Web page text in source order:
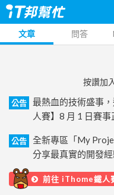
文章 問答
按讚加
公告
最熱血的技術盛事
人賽】8 月 1 日賽事
公告
全新專區「My
分享最真實的開發
前往 iThome鐵人